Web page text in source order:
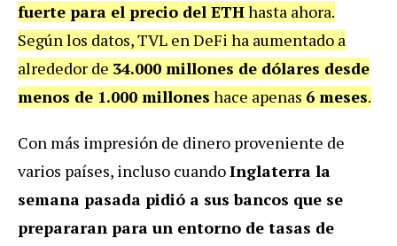
fuerte para el precio del ETHhasta ahora.
Según los datos, TVL en DeFi ha aumentado a
alrededor de 34.000 millones de dólares desde
menos de 1.000 millones hace apenas 6 meses.
Con más impresión de dinero proveniente de
varios países, incluso cuandoInglaterra la
semana pasada pidió a sus bancos que se
prepararan para un entorno de tasas de